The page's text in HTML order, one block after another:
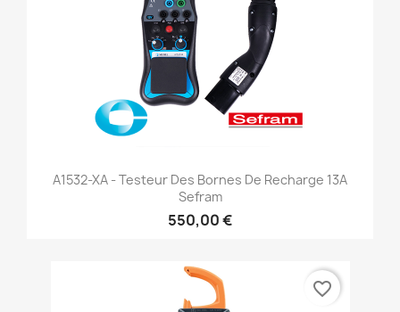
A1532-XA - Testeur Des Bornes De Recharge 13A
Sefram
550,00 €
favorite_border